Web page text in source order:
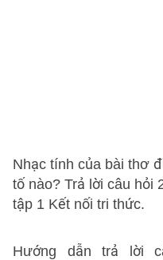
Nhạc tính của bài thơ
tố nào? Trả lời câu hỏi
tập 1 Kết nối tri thức.
Hướng dẫn trả lời